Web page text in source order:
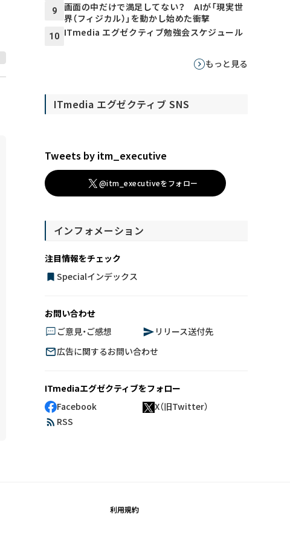
9
画面の中だけで満足してない？ AIが「現実世
界（フィジカル）」を動かし始めた衝撃
10 ITmedia エグゼクティブ勉強会スケジュール
もっと見る
ITmedia エグゼクティブ SNS
Tweets by itm_executive
@itm_executiveをフォロー
インフォメーション
注目情報をチェック
Specialインデックス
お問い合わせ
ご意見・ご感想
リリース送付先
広告に関するお問い合わせ
ITmediaエグゼクティブをフォロー
Facebook
X（旧Twitter）
RSS
利用規約